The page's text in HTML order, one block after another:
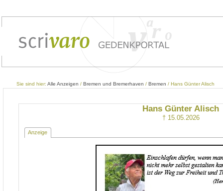
Sie sind hier: Alle Anzeigen / Bremen und Bremerhaven / Bremen / Hans Günter Alisch
Hans Günter Alisch
† 15.05.2026
Anzeige